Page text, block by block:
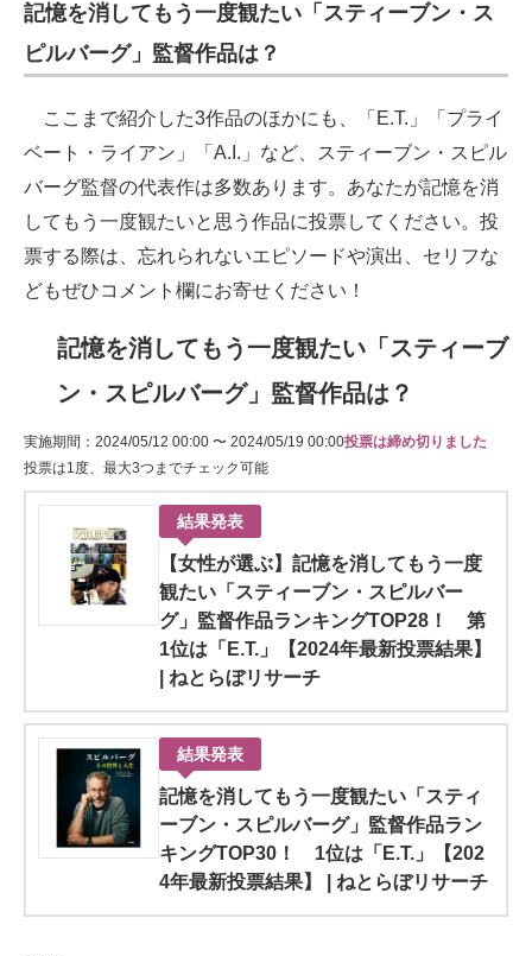
記憶を消してもう一度観たい「スティーブン・ス
ピルバーグ」監督作品は？
ここまで紹介した3作品のほかにも、「E.T.」「プライ
ベート・ライアン」「A.I.」など、スティーブン・スピル
バーグ監督の代表作は多数あります。あなたが記憶を消
してもう一度観たいと思う作品に投票してください。投
票する際は、忘れられないエピソードや演出、セリフな
どもぜひコメント欄にお寄せください！
記憶を消してもう一度観たい「スティーブ
ン・スピルバーグ」監督作品は？
実施期間：2024/05/12 00:00 〜 2024/05/19 00:00
投票は1度、最大3つまでチェック可能
投票は締め切りました
結果発表
【女性が選ぶ】記憶を消してもう一度
観たい「スティーブン・スピルバー
グ」監督作品ランキングTOP28！ 第
1位は「E.T.」【2024年最新投票結果】
| ねとらぼリサーチ
結果発表
記憶を消してもう一度観たい「スティ
ーブン・スピルバーグ」監督作品ラン
キングTOP30！ 1位は「E.T.」【202
4年最新投票結果】 | ねとらぼリサーチ